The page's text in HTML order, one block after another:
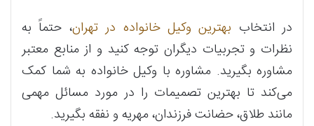
در انتخاب بهترین وکیل خانواده در تهران، حتماً به
نظرات و تجربیات دیگران توجه کنید و از منابع معتبر
مشاوره بگیرید. مشاوره با وکیل خانواده به شما کمک
می‌کند تا بهترین تصمیمات را در مورد مسائل مهمی
مانند طلاق، حضانت فرزندان، مهریه و نفقه بگیرید.